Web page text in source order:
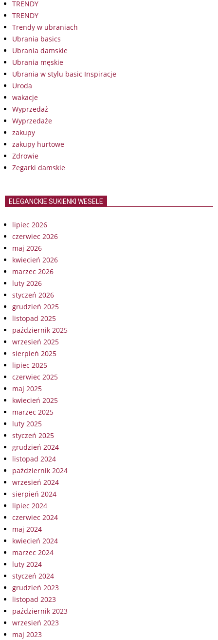
TRENDY
TRENDY
Trendy w ubraniach
Ubrania basics
Ubrania damskie
Ubrania męskie
Ubrania w stylu basic Inspiracje
Uroda
wakacje
Wyprzedaż
Wyprzedaże
zakupy
zakupy hurtowe
Zdrowie
Zegarki damskie
ELEGANCKIE SUKIENKI WESELE
lipiec 2026
czerwiec 2026
maj 2026
kwiecień 2026
marzec 2026
luty 2026
styczeń 2026
grudzień 2025
listopad 2025
październik 2025
wrzesień 2025
sierpień 2025
lipiec 2025
czerwiec 2025
maj 2025
kwiecień 2025
marzec 2025
luty 2025
styczeń 2025
grudzień 2024
listopad 2024
październik 2024
wrzesień 2024
sierpień 2024
lipiec 2024
czerwiec 2024
maj 2024
kwiecień 2024
marzec 2024
luty 2024
styczeń 2024
grudzień 2023
listopad 2023
październik 2023
wrzesień 2023
maj 2023